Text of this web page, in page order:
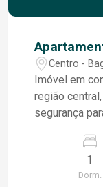
Centro -
Imóvel em
região
segurança para o dia a
privativo
comodidade
ainda 01
1
Dorm.